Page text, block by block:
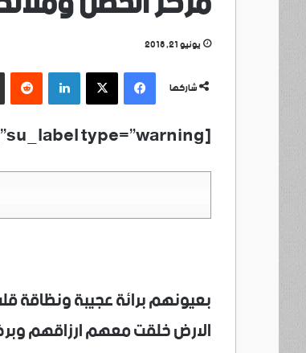
يونيو 21, 2018
شاركها
فيسبوك
‫X لينكدإن
‏Reddit
[su_label type=”warning”]كريترنيوز /خاص[/su_label]
بعيونهم برائة عجيبة ونظاقة
الارض خلقت معهم ارزاقهم